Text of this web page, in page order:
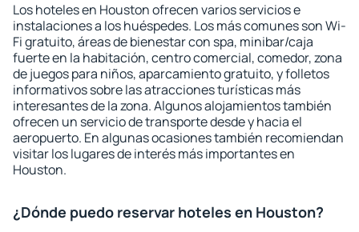
Los hoteles en Houston ofrecen varios servicios e
instalaciones a los huéspedes. Los más comunes son Wi-
Fi gratuito, áreas de bienestar con spa, minibar/caja
fuerte en la habitación, centro comercial, comedor, zona
de juegos para niños, aparcamiento gratuito, y folletos
informativos sobre las atracciones turísticas más
interesantes de la zona. Algunos alojamientos también
ofrecen un servicio de transporte desde y hacia el
aeropuerto. En algunas ocasiones también recomiendan
visitar los lugares de interés más importantes en
Houston.
¿Dónde puedo reservar hoteles en Houston?